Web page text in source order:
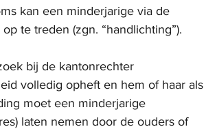
kan een minderjarige via de
te treden (zgn. “handlichting”).
bij de kantonrechter
volledig opheft en hem of haar als
moet een minderjarige
laten nemen door de ouders of